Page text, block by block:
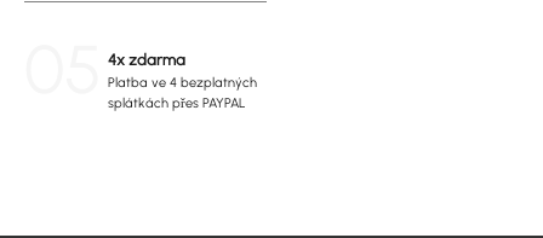
4x zdarma
Platba ve 4 bezplatných
splátkách přes PAYPAL